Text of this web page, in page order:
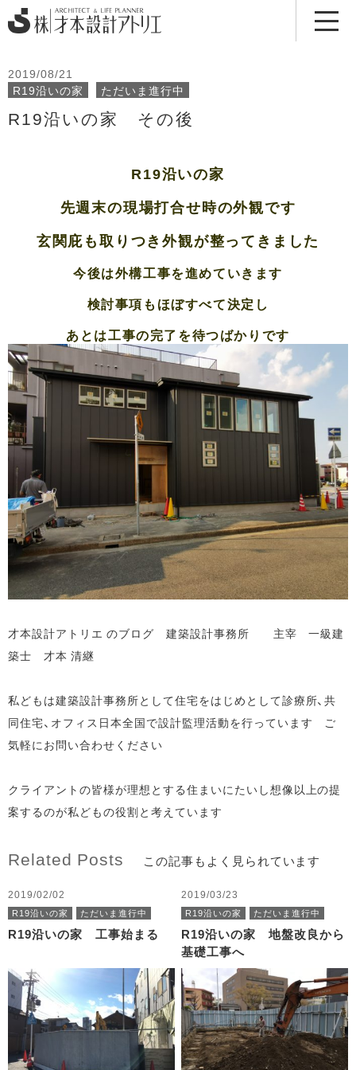
2019/08/21
R19沿いの家 ただいま進行中
R19沿いの家 その後
R19沿いの家
先週末の現場打合せ時の外観です
玄関庇も取りつき外観が整ってきました
今後は外構工事を進めていきます
検討事項もほぼすべて決定し
あとは工事の完了を待つばかりです
才本設計アトリエ のブログ 建築設計事務所 主宰 一級建
築士 才本 清継
私どもは建築設計事務所として住宅をはじめとして診療所、共
同住宅、オフィス日本全国で設計監理活動を行っています ご
気軽にお問い合わせください
クライアントの皆様が理想とする住まいにたいし想像以上の提
案するのが私どもの役割と考えています
Related Posts この記事もよく見られています
2019/02/02
R19沿いの家 ただいま進行中
R19沿いの家 工事始まる
2019/03/23
R19沿いの家 ただいま進行中
R19沿いの家 地盤改良から
基礎工事へ